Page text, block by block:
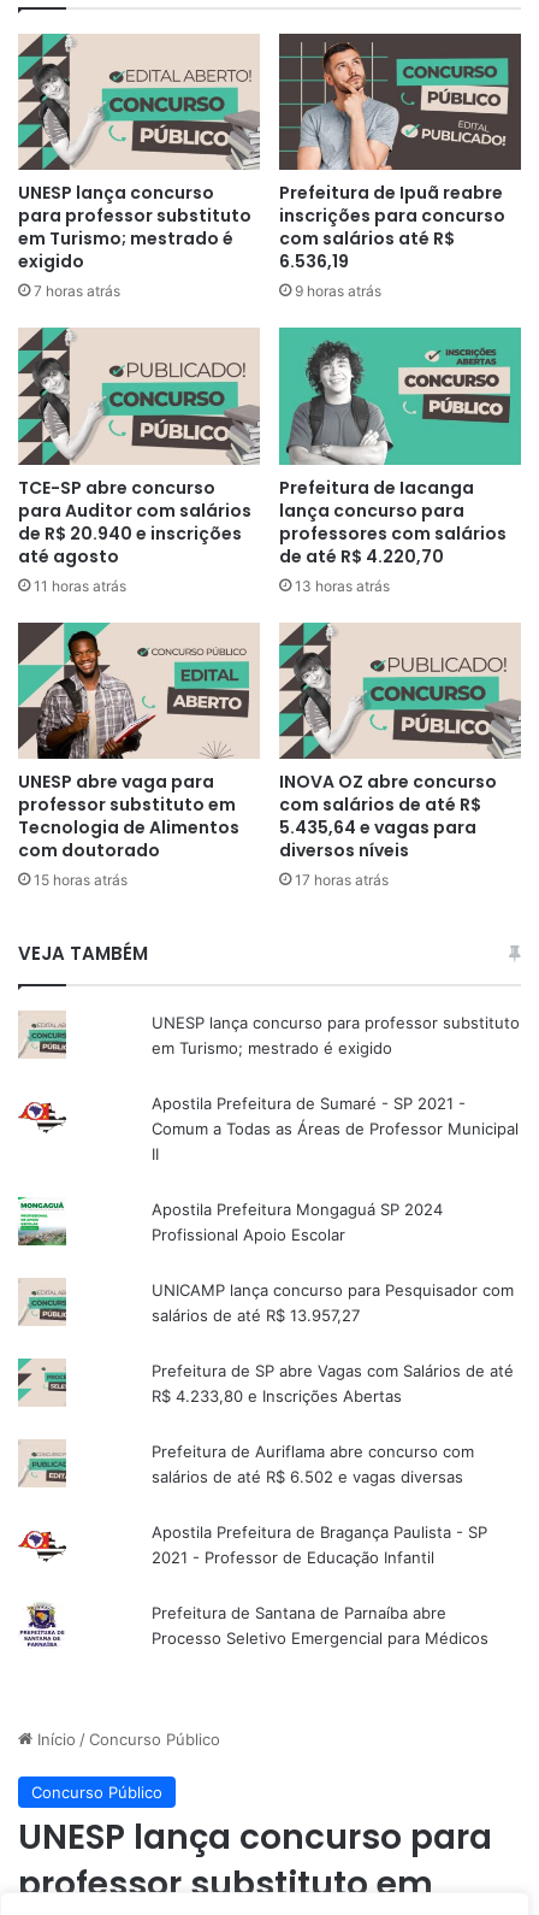
UNESP lança concurso
para professor substituto
em Turismo; mestrado é
exigido
7 horas atrás
Prefeitura de Ipuã reabre
inscrições para concurso
com salários até R$
6.536,19
9 horas atrás
TCE-SP abre concurso
para Auditor com salários
de R$ 20.940 e inscrições
até agosto
11 horas atrás
Prefeitura de Iacanga
lança concurso para
professores com salários
de até R$ 4.220,70
13 horas atrás
UNESP abre vaga para
professor substituto em
Tecnologia de Alimentos
com doutorado
15 horas atrás
INOVA OZ abre concurso
com salários de até R$
5.435,64 e vagas para
diversos níveis
17 horas atrás
VEJA TAMBÉM
UNESP lança concurso para professor substituto
em Turismo; mestrado é exigido
Apostila Prefeitura de Sumaré - SP 2021 -
Comum a Todas as Áreas de Professor Municipal
II
Apostila Prefeitura Mongaguá SP 2024
Profissional Apoio Escolar
UNICAMP lança concurso para Pesquisador com
salários de até R$ 13.957,27
Prefeitura de SP abre Vagas com Salários de até
R$ 4.233,80 e Inscrições Abertas
Prefeitura de Auriflama abre concurso com
salários de até R$ 6.502 e vagas diversas
Apostila Prefeitura de Bragança Paulista - SP
2021 - Professor de Educação Infantil
Prefeitura de Santana de Parnaíba abre
Processo Seletivo Emergencial para Médicos